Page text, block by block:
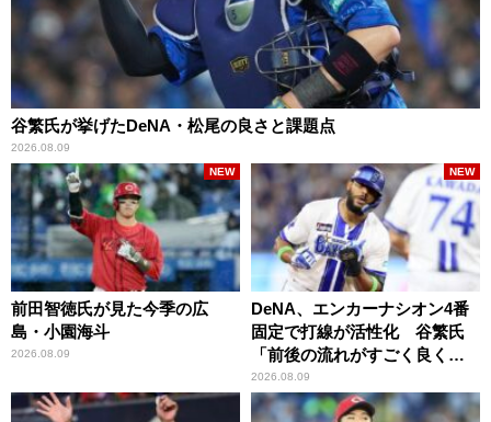
谷繁氏が挙げたDeNA・松尾の良さと課題点
2026.08.09
前田智徳氏が見た今季の広
島・小園海斗
2026.08.09
NEW
DeNA、エンカーナシオン4番
固定で打線が活性化 谷繁氏
「前後の流れがすごく良くな
りましたね」
2026.08.09
NEW